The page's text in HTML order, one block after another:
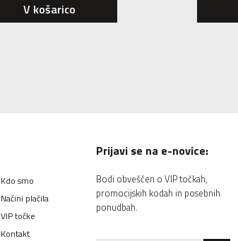
V košarico
Kdo smo
Načini plačila
VIP točke
Kontakt
Prijavi se na e-novice:
Bodi obveščen o VIP točkah,
promocijskih kodah in posebnih
ponudbah.